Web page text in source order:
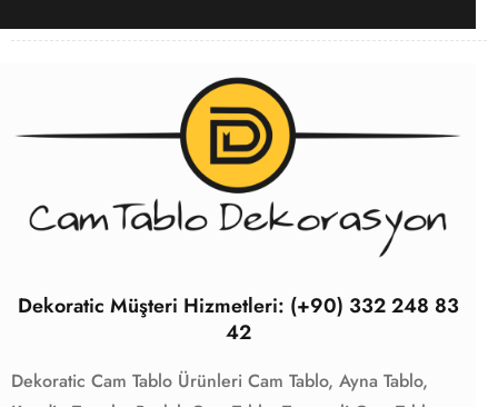
Dekoratic Müşteri Hizmetleri: (+90) 332 248 83
42
Dekoratic Cam Tablo Ürünleri Cam Tablo, Ayna Tablo,